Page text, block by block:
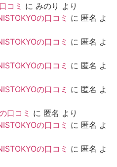
コミ に みのり より
の口コミ に 匿名 よ
の口コミ に 匿名 よ
の口コミ に 匿名 よ
の口コミ に 匿名 よ
口コミ に 匿名 より
の口コミ に 匿名 よ
の口コミ に 匿名 よ